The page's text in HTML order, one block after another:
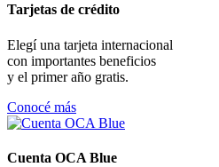
Tarjetas de crédito
Elegí una tarjeta internacional
con importantes beneficios
y el primer año gratis.
Conocé más
Cuenta OCA Blue